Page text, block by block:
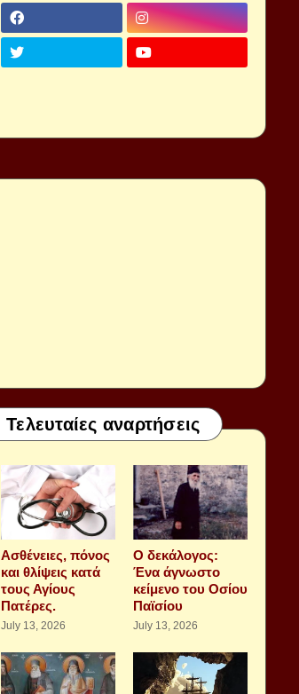
Τελευταίες αναρτήσεις
Aσθένειες, πόνος
και θλίψεις κατά
τους Αγίους
Πατέρες.
July 13, 2026
Ο δεκάλογος:
Ένα άγνωστο
κείμενο του Οσίου
Παϊσίου
July 13, 2026